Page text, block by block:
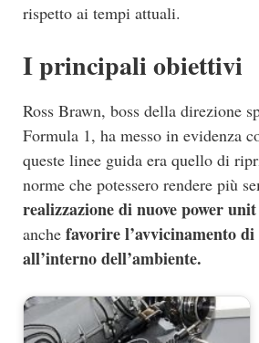
rispetto ai tempi attuali.
I principali obiettivi
Ross Brawn, boss della direzione
Formula 1, ha messo in evidenza
queste linee guida era quello di
norme che potessero rendere più
realizzazione di nuove power unit
anche favorire l’avvicinamento
all’interno dell’ambiente.